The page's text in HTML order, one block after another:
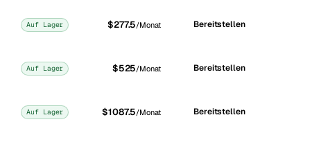
Auf Lager $277.5/Monat Bereitstellen
Auf Lager $525/Monat Bereitstellen
Auf Lager $1087.5/Monat Bereitstellen